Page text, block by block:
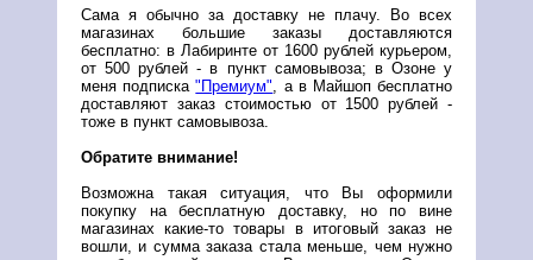
Сама я обычно за доставку не плачу. Во всех
магазинах большие заказы доставляются
бесплатно: в Лабиринте от 1600 рублей курьером,
от 500 рублей - в пункт самовывоза; в Озоне у
меня подписка"Премиум", а в Майшоп бесплатно
доставляют заказ стоимостью от 1500 рублей -
тоже в пункт самовывоза.
Обратите внимание!
Возможна такая ситуация, что Вы оформили
покупку на бесплатную доставку, но по вине
магазинах какие-то товары в итоговый заказ не
вошли, и сумма заказа стала меньше, чем нужно